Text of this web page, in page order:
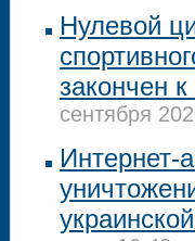
Нулевой
закончен
сентября
Интернет-